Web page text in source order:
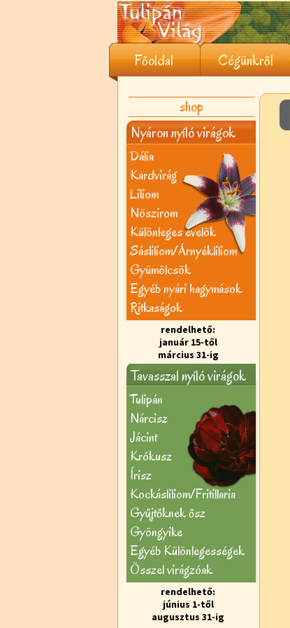
Főoldal Cégünkről
shop
Nyáron nyíló virágok
Dália
Kardvirág
Liliom
Nõszirom
Különleges évelõk
Sásliliom/Árnyékliliom
Gyümölcsök
Egyéb nyári hagymások
Ritkaságok
rendelhető:
január 15-től
március 31-ig
Tavasszal nyíló virágok
Tulipán
Nárcisz
Jácint
Krókusz
Írisz
Kockásliliom/Fritillaria
Gyűjtőknek ősz
Gyöngyike
Egyéb Különlegességek
Õsszel virágzóak
rendelhető:
június 1-től
augusztus 31-ig